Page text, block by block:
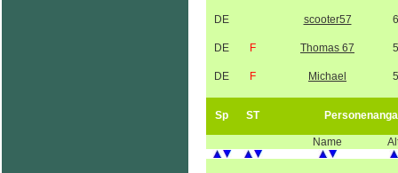
DE scooter57
DE F Thomas 67
DE F Michael
Sp ST
Name